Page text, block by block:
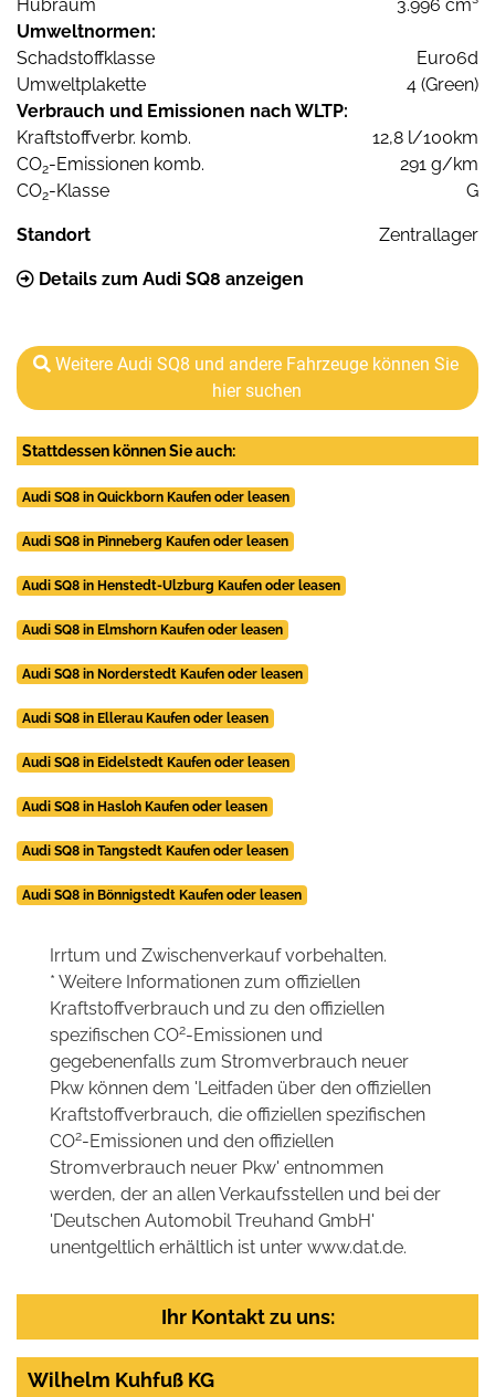
Hubraum
3.996 cm³
Umweltnormen:
Schadstoffklasse
Euro6d
Umweltplakette
4 (Green)
Verbrauch und Emissionen nach WLTP:
Kraftstoffverbr. komb.
12,8 l/100km
CO2-Emissionen komb.
291 g/km
CO2-Klasse G
Standort Zentrallager
Details zum Audi SQ8 anzeigen
Weitere Audi SQ8 und andere Fahrzeuge können Sie
hier suchen
Stattdessen können Sie auch:
Audi SQ8 in Quickborn Kaufen oder leasen
Audi SQ8 in Pinneberg Kaufen oder leasen
Audi SQ8 in Henstedt-Ulzburg Kaufen oder leasen
Audi SQ8 in Elmshorn Kaufen oder leasen
Audi SQ8 in Norderstedt Kaufen oder leasen
Audi SQ8 in Ellerau Kaufen oder leasen
Audi SQ8 in Eidelstedt Kaufen oder leasen
Audi SQ8 in Hasloh Kaufen oder leasen
Audi SQ8 in Tangstedt Kaufen oder leasen
Audi SQ8 in Bönnigstedt Kaufen oder leasen
Irrtum und Zwischenverkauf vorbehalten.
* Weitere Informationen zum offiziellen
Kraftstoffverbrauch und zu den offiziellen
spezifischen CO2-Emissionen und
gegebenenfalls zum Stromverbrauch neuer
Pkw können dem 'Leitfaden über den offiziellen
Kraftstoffverbrauch, die offiziellen spezifischen
CO2-Emissionen und den offiziellen
Stromverbrauch neuer Pkw' entnommen
werden, der an allen Verkaufsstellen und bei der
'Deutschen Automobil Treuhand GmbH'
unentgeltlich erhältlich ist unter www.dat.de.
Ihr Kontakt zu uns:
Wilhelm Kuhfuß KG